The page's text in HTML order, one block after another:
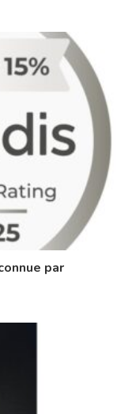
par